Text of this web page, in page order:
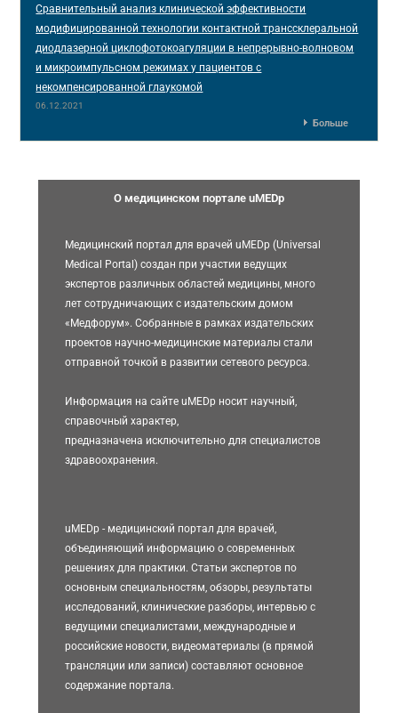
Сравнительный анализ клинической эффективности
модифицированной технологии контактной транссклеральной
диодлазерной циклофотокоагуляции в непрерывно-волновом
и микроимпульсном режимах у пациентов с
некомпенсированной глаукомой
06.12.2021
Больше
О медицинском портале uMEDp
Медицинский портал для врачей uMEDp (Universal
Medical Portal) создан при участии ведущих
экспертов различных областей медицины, много
лет сотрудничающих с издательским домом
«Медфорум». Собранные в рамках издательских
проектов научно-медицинские материалы стали
отправной точкой в развитии сетевого ресурса.
Информация на сайте uMEDp носит научный,
справочный характер,
предназначена исключительно для специалистов
здравоохранения.
uMEDp - медицинский портал для врачей,
объединяющий информацию о современных
решениях для практики. Статьи экспертов по
основным специальностям, обзоры, результаты
исследований, клинические разборы, интервью с
ведущими специалистами, международные и
российские новости, видеоматериалы (в прямой
трансляции или записи) составляют основное
содержание портала.